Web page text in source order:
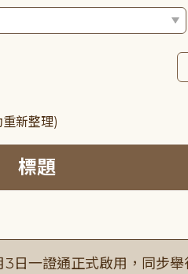
新整理)
標題
3日一證通正式啟用，同步